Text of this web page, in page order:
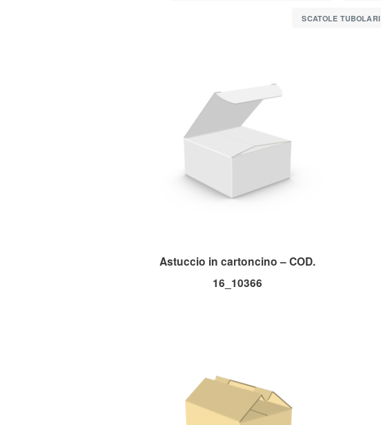
SCATOLE TUBOLARI
Astuccio in cartoncino – COD.
16_10366